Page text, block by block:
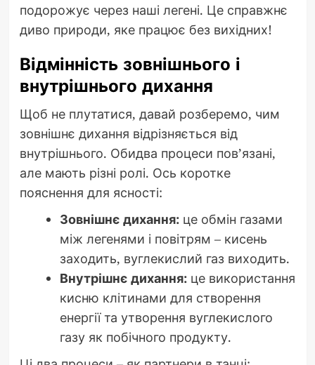
подорожує через наші легені. Це справжнє
диво природи, яке працює без вихідних!
Відмінність зовнішнього і
внутрішнього дихання
Щоб не плутатися, давай розберемо, чим
зовнішнє дихання відрізняється від
внутрішнього. Обидва процеси пов’язані,
але мають різні ролі. Ось коротке
пояснення для ясності:
Зовнішнє дихання:це обмін газами
між легенями і повітрям – кисень
заходить, вуглекислий газ виходить.
Внутрішнє дихання:це використання
кисню клітинами для створення
енергії та утворення вуглекислого
газу як побічного продукту.